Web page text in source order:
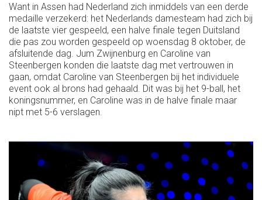
Want in Assen had Nederland zich inmiddels van een derde
medaille verzekerd: het Nederlands damesteam had zich bij
de laatste vier gespeeld, een halve finale tegen Duitsland
die pas zou worden gespeeld op woensdag 8 oktober, de
afsluitende dag. Jum Zwijnenburg en Caroline van
Steenbergen konden die laatste dag met vertrouwen in
gaan, omdat Caroline van Steenbergen bij het individuele
event ook al brons had gehaald. Dit was bij het 9-ball, het
koningsnummer, en Caroline was in de halve finale maar
nipt met 5-6 verslagen.